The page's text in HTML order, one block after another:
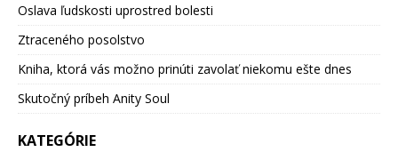
Oslava ľudskosti uprostred bolesti
Ztraceného posolstvo
Kniha, ktorá vás možno prinúti zavolať niekomu ešte dnes
Skutočný príbeh Anity Soul
KATEGÓRIE